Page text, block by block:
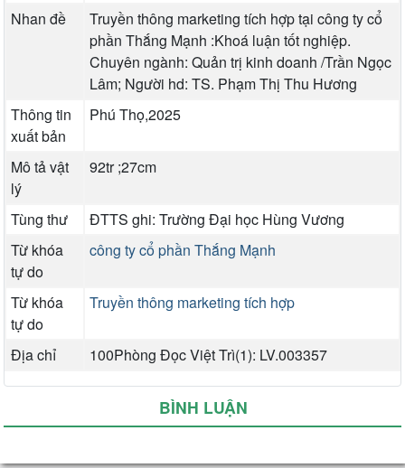
Nhan đề
Truyền thông marketing tích hợp tại công ty cổ
phần Thắng Mạnh :Khoá luận tốt nghiệp.
Chuyên ngành: Quản trị kinh doanh /Trần Ngọc
Lâm; Người hd: TS. Phạm Thị Thu Hương
Thông tin
xuất bản
Phú Thọ,2025
Mô tả vật
lý
92tr ;27cm
Tùng thư
ĐTTS ghi: Trường Đại học Hùng Vương
Từ khóa
tự do
công ty cổ phần Thắng Mạnh
Từ khóa
tự do
Truyền thông marketing tích hợp
Địa chỉ 100Phòng Đọc Việt Trì(1): LV.003357
BÌNH LUẬN